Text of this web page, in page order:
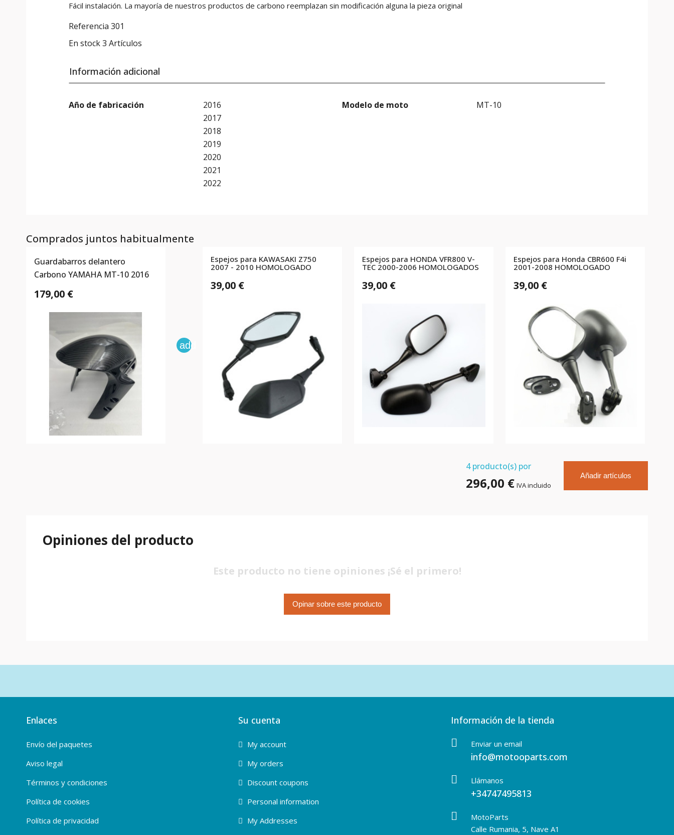
Fácil instalación. La mayoría de nuestros productos de carbono reemplazan sin modificación alguna la pieza original
Referencia 301
En stock3 Artículos
Información adicional
Año de fabricación
2016
2017
2018
2019
2020
2021
2022
Modelo de moto MT-10
Comprados juntos habitualmente
Guardabarros delantero
Carbono YAMAHA MT-10 2016
179,00 €
add
Espejos para KAWASAKI Z750
2007 - 2010 HOMOLOGADO
39,00 €
Espejos para HONDA VFR800 V-
TEC 2000-2006 HOMOLOGADOS
39,00 €
Espejos para Honda CBR600 F4i
2001-2008 HOMOLOGADO
39,00 €
4producto(s) por
296,00 € IVA incluido
Añadir artículos
Opiniones del producto
Este producto no tiene opiniones ¡Sé el primero!
Opinar sobre este producto
Enlaces
Envío del paquetes
Aviso legal
Términos y condiciones
Política de cookies
Política de privacidad
Su cuenta
My account
My orders
Discount coupons
Personal information
My Addresses
Información de la tienda
Enviar un email
info@motooparts.com
Llámanos
+34747495813
MotoParts
Calle Rumania, 5, Nave A1